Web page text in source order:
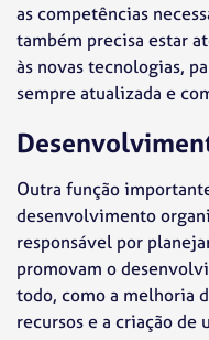
as competências
também precisa estar
às novas tecnologias,
sempre atualizada e
Outra função
desenvolvimento
responsável por
promovam o
todo, como a melhoria
recursos e a criação